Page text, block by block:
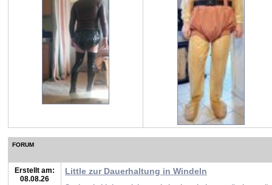
FORUM
Erstellt am:
08.08.26
Little zur Dauerhaltung in Windeln